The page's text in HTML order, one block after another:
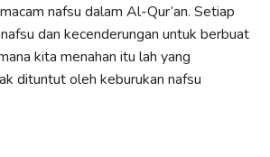
nafsu dalam Al-Qur’an. Setiap
dan kecenderungan untuk berbuat
kita menahan itu lah yang
dituntut oleh keburukan nafsu